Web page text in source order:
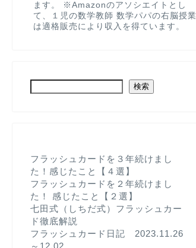
ます。 ※Amazonのアソシエイトとし
て、１児の数学教師 数学パパの右脳授業
は適格販売により収入を得ています。
検索
フラッシュカードを３年続けまし
た！感じたこと【４選】
フラッシュカードを２年続けまし
た！ 感じたこと【２選】
七田式（しちだ式）フラッシュカー
ド徹底解説
フラッシュカード日記 2023.11.26
～12.02